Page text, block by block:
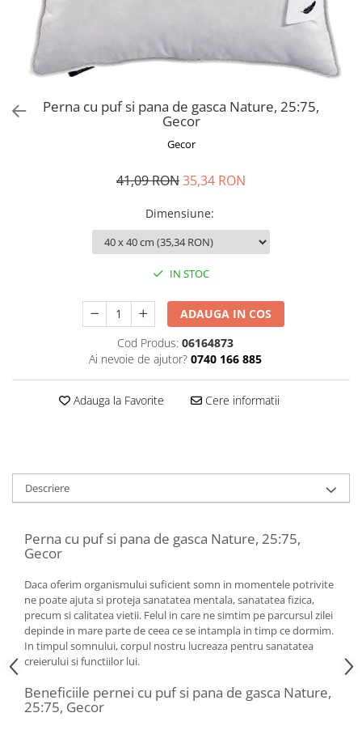
Perna cu puf si pana de gasca Nature, 25:75,
Gecor
Gecor
41,09 RON35,34 RON
Dimensiune:
IN STOC
ADAUGA IN COS
Cod Produs: 06164873
Ai nevoie de ajutor? 0740 166 885
Adauga la Favorite Cere informatii
Descriere
Perna cu puf si pana de gasca Nature, 25:75,
Gecor
Daca oferim organismului suficient somn in momentele potrivite
ne poate ajuta si proteja sanatatea mentala, sanatatea fizica,
precum si calitatea vietii. Felul in care ne simtim pe parcursul zilei
depinde in mare parte de ceea ce se intampla in timp ce dormim.
In timpul somnului, corpul nostru lucreaza pentru sanatatea
creierului si functiilor lui.
Beneficiile pernei cu puf si pana de gasca Nature,
25:75, Gecor